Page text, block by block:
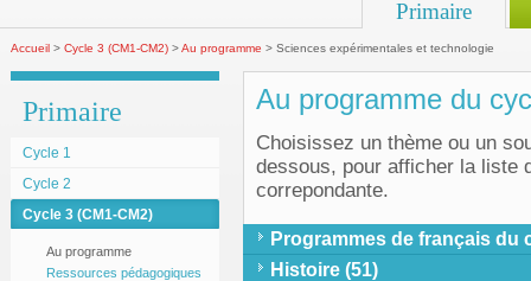
Primaire
Accueil > Cycle 3 (CM1-CM2) >Au programme > Sciences expérimentales et technologie
Primaire
Cycle 1
Cycle 2
Cycle 3 (CM1-CM2)
Au programme
Ressources pédagogiques
Au programme du
Choisissez un thème ou un
dessous, pour afficher la liste
correpondante.
Programmes de français du
Histoire (51)